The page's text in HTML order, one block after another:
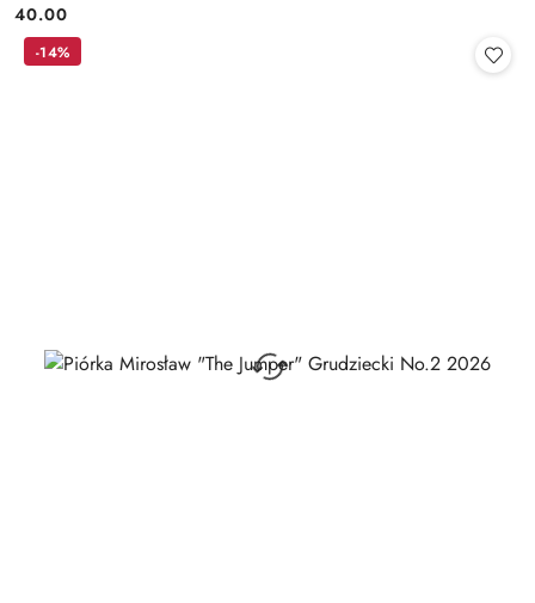
Cena:
40.00
-14%